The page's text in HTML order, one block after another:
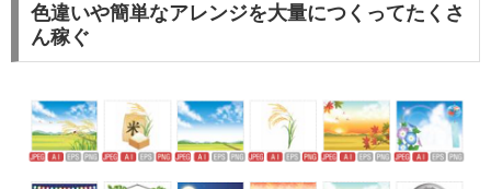
色違いや簡単なアレンジを大量につくってたくさ
ん稼ぐ